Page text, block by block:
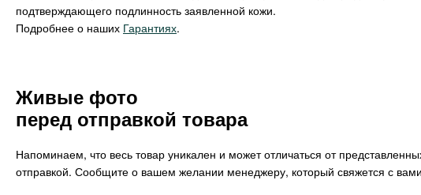
подтверждающего подлинность заявленной кожи.
Подробнее о наших Гарантиях.
Живые фото
перед отправкой товара
Напоминаем, что весь товар уникален и может отличаться от
отправкой. Сообщите о вашем желании менеджеру, который свяжется с